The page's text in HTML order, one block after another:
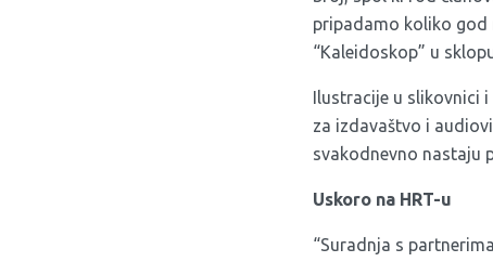
pripadamo koliko god
“Kaleidoskop” u
Ilustracije u slikovnici
za izdavaštvo i
svakodnevno nastaju
Uskoro na HRT-u
“Suradnja s